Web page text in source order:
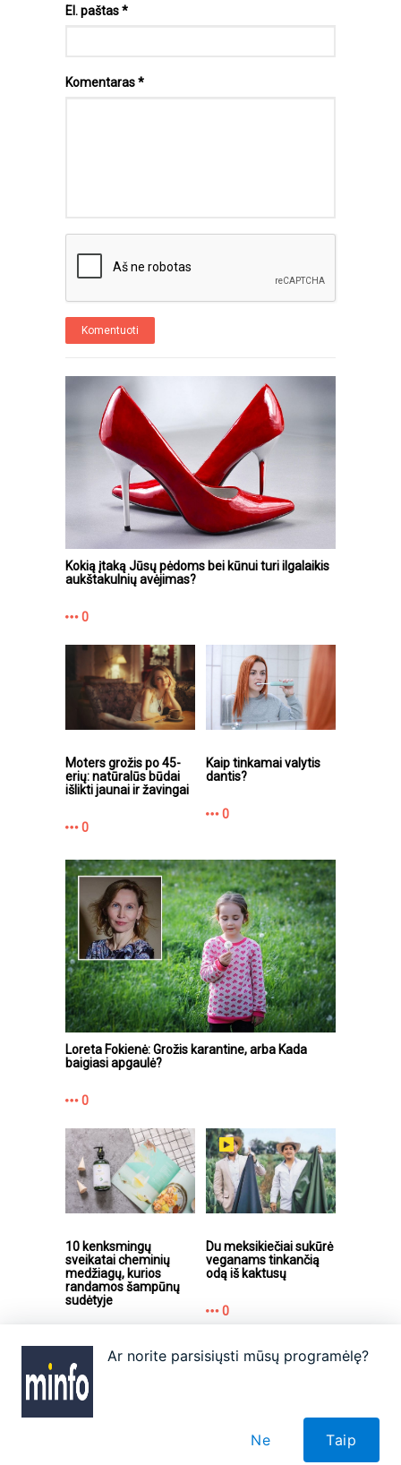
El. paštas*
Komentaras*
Komentuoti
Kokią įtaką Jūsų pėdoms bei kūnui turi ilgalaikis
aukštakulnių avėjimas?
0
Moters grožis po 45-
erių: natūralūs būdai
išlikti jaunai ir žavingai
0
Kaip tinkamai valytis
dantis?
0
Loreta Fokienė: Grožis karantine, arba Kada
baigiasi apgaulė?
0
10 kenksmingų
sveikatai cheminių
medžiagų, kurios
randamos šampūnų
sudėtyje
Du meksikiečiai sukūrė
veganams tinkančią
odą iš kaktusų
0
Apie
Kontaktai
Ar norite parsisiųsti mūsų programėlę?
Taip
Ne